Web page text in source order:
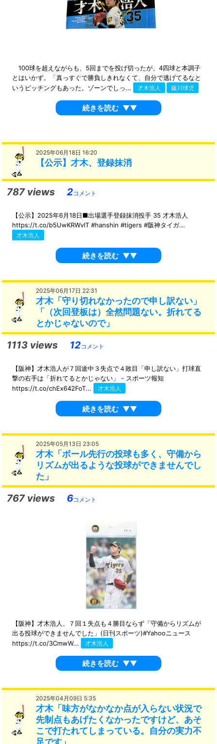
100球を超えながらも、5回までを投げ切ったが、4四球と本調子
とはいかず。「真っすぐで勝負しきれなくて、自分で逃げてるなと
いうピッチングもあった。ゾーンでしっ...
才木浩人 藤川球児
続きを読む ▼▼
2025年06月18日 16:20
【公示】才木、登録抹消
787 views 2コメント
【公示】2025年6月18日■出場選手登録抹消投手 35 才木浩人
https://t.co/b5UwKRWvIT #hanshin #tigers #阪神タイガ...
才木浩人
続きを読む ▼▼
2025年06月17日 22:31
才木「守り切れなかったので申し訳ない」
「（次回登板は）全然問題ない。折れてる
とかじゃないので」
1113 views 12コメント
【阪神】才木浩人が７回途中３失点で４敗目「申し訳ない」打球直
撃の右手は「折れてるとかじゃない」 - スポーツ報知
https://t.co/chEx642FoT...
才木浩人
続きを読む ▼▼
2025年05月13日 23:05
才木「ボール先行の投球も多く、守備から
リズムが出るような投球ができませんでし
た」
767 views 6コメント
【阪神】才木浩人、７回１失点も４勝目ならず「守備からリズムが
出る投球ができませんでした」(日刊スポーツ)#Yahooニュース
https://t.co/3CmwW...
才木浩人
続きを読む ▼▼
2025年04月09日 5:35
才木「味方がなかなか点が入らない状況で
先制点もあげたくなかったですけど、あそ
こで打たれてしまっている。自分の実力不
足です」